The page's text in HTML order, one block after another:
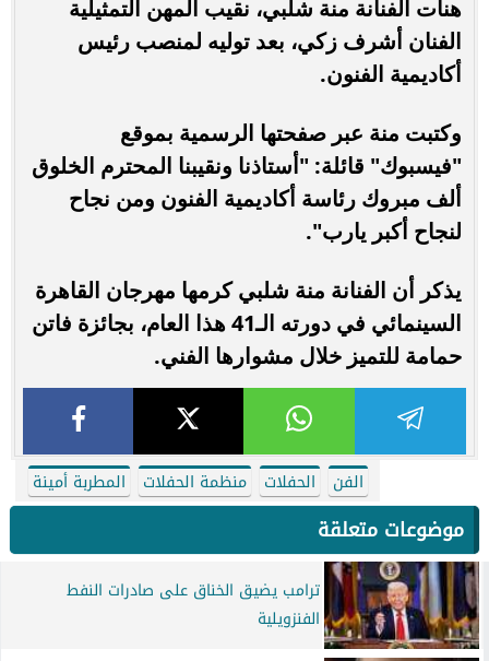
هنأت الفنانة منة شلبي، نقيب المهن التمثيلية
الفنان أشرف زكي، بعد توليه لمنصب رئيس
أكاديمية الفنون.
وكتبت منة عبر صفحتها الرسمية بموقع
"فيسبوك" قائلة: "أستاذنا ونقيبنا المحترم الخلوق
ألف مبروك رئاسة أكاديمية الفنون ومن نجاح
لنجاح أكبر يارب".
يذكر أن الفنانة منة شلبي كرمها مهرجان القاهرة
السينمائي في دورته الـ41 هذا العام، بجائزة فاتن
حمامة للتميز خلال مشوارها الفني.
الفن الحفلات منظمة الحفلات المطربة أمينة
موضوعات متعلقة
ترامب يضيق الخناق على صادرات النفط
الفنزويلية